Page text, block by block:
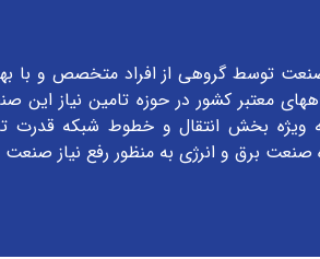
توسط گروهی از افراد متخصص و با
معتبر کشور در حوزه تامین نیاز
بخش انتقال و خطوط شبکه قدرت
صنعت برق و انرژی به منظور رفع نیاز